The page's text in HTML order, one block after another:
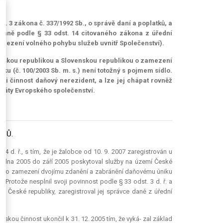
3 zákona č. 337/1992 Sb., o správě daní a poplatků, a
podle § 33 odst. 14 citovaného zákona z úřední
volného pohybu služeb uvnitř Společenství).
republikou a Slovenskou republikou o zamezení
(č. 100/2003 Sb. m. s.) není totožný s pojmem sídlo.
činnost daňový nerezident, a lze jej chápat rovněž
Evropského společenství.
d. ř., s tím, že je žalobce od 10. 9. 2007 zaregistrován u
2005 do září 2005 poskytoval služby na území České
zamezení dvojímu zdanění a zabránění daňovému úniku
Protože nesplnil svoji povinnost podle § 33 odst. 3 d. ř. a
České republiky, zaregistroval jej správce daně z úřední
činnost ukončil k 31. 12. 2005 tím, že vyká- zal základ